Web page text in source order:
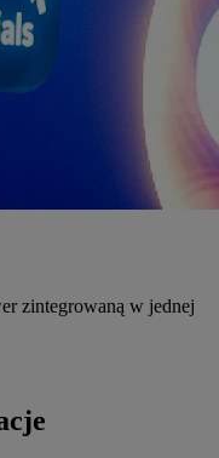
zintegrowaną w jednej